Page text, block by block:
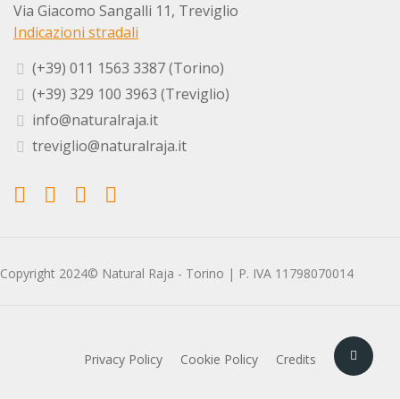
Via Giacomo Sangalli 11, Treviglio
Indicazioni stradali
(+39) 011 1563 3387 (Torino)
(+39) 329 100 3963 (Treviglio)
info@naturalraja.it
treviglio@naturalraja.it
Copyright 2024© Natural Raja - Torino | P. IVA 11798070014
Privacy Policy Cookie Policy Credits